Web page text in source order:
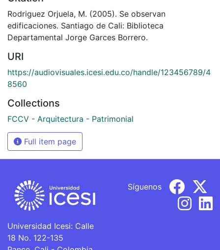
Rodriguez Orjuela, M. (2005). Se observan
edificaciones. Santiago de Cali: Biblioteca
Departamental Jorge Garces Borrero.
URI
https://audiovisuales.icesi.edu.co/handle/123456789/4
8560
Collections
FCCV - Arquitectura - Patrimonial
Full item page
Universidad Icesi: Calle
18 No. 122-135
Síguenos